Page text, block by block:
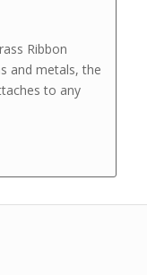
Ribbon
and metals, the
to any